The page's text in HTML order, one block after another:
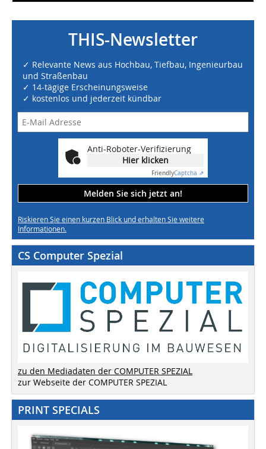
THIS-Newsletter
✓ Relevante News aus Hochbau, Tiefbau, Ingenieurbau
und Straßenbau
✓ 14-tägige Erscheinungsweise
✓ kostenlos und jederzeit kündbar
Anti-Roboter-Verifizierung
Hier klicken
FriendlyCaptcha ⇗
Melden Sie sich jetzt an!
Riskieren Sie einen kurzen Blick und erhalten Sie weitere
Informationen.
CS Computer Spezial
zu den Mediadaten der COMPUTER SPEZIAL
zur Webseite der COMPUTER SPEZIAL
PRINT SPECIALS